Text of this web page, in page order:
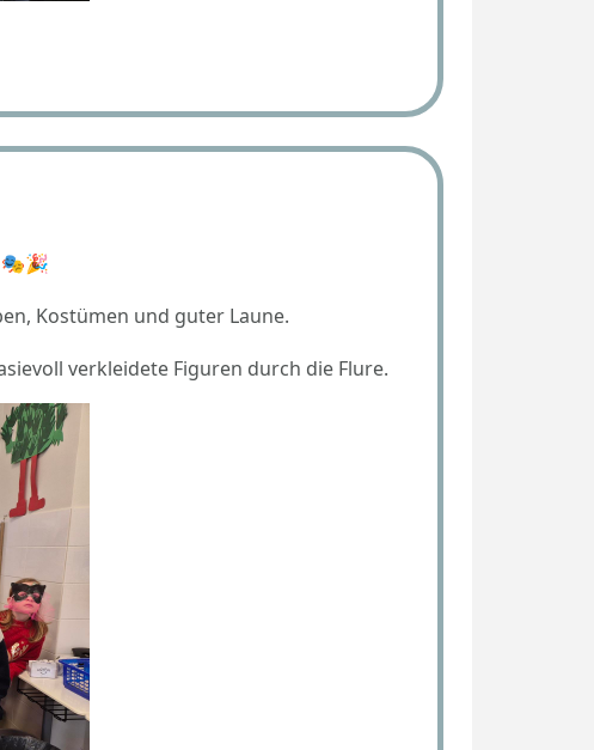
🎭🎉
Kostümen und guter Laune.
verkleidete Figuren durch die Flure.